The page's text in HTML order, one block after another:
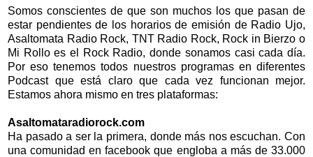
Somos conscientes de que son muchos los que pasan de
estar pendientes de los horarios de emisión de Radio Ujo,
Asaltomata Radio Rock, TNT Radio Rock, Rock in Bierzo o
Mi Rollo es el Rock Radio, donde sonamos casi cada día.
Por eso tenemos todos nuestros programas en diferentes
Podcast que está claro que cada vez funcionan mejor.
Estamos ahora mismo en tres plataformas:
Asaltomataradiorock.com
Ha pasado a ser la primera, donde más nos escuchan. Con
una comunidad en facebook que engloba a más de 33.000